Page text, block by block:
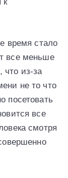
время стало
все меньше
что из-за
не то что
посетовать
все
смотря